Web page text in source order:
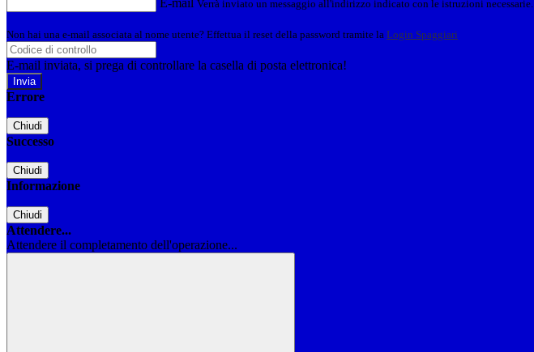
E-mail Verrà inviato un messaggio all'indirizzo indicato con le istruzioni necessarie.
Non hai una e-mail associata al nome utente? Effettua il reset della password tramite la Login Spaggiari
E-mail inviata, si prega di controllare la casella di posta elettronica!
Errore
Chiudi
Successo
Chiudi
Informazione
Chiudi
Attendere...
Attendere il completamento dell'operazione...